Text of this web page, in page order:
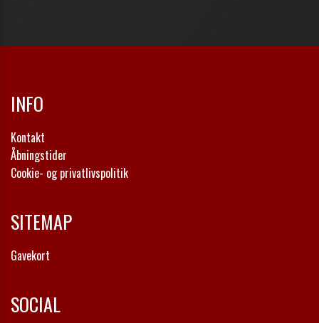
INFO
Kontakt
Åbningstider
Cookie- og privatlivspolitik
SITEMAP
Gavekort
SOCIAL